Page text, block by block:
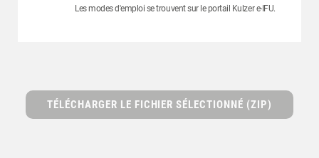
Les modes d'emploi se trouvent sur le portail Kulzer e-IFU.
TÉLÉCHARGER LE FICHIER SÉLECTIONNÉ (ZIP)